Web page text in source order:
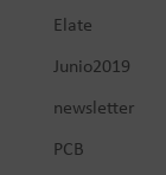
Elate
Junio2019
newsletter
PCB